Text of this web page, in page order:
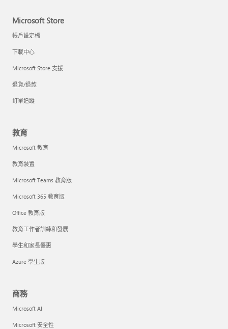
Microsoft Store
帳戶設定檔
下載中心
Microsoft Store 支援
退貨/退款
訂單追蹤
教育
Microsoft 教育
教育裝置
Microsoft Teams 教育版
Microsoft 365 教育版
Office 教育版
教育工作者訓練和發展
學生和家長優惠
Azure 學生版
商務
Microsoft AI
Microsoft 安全性